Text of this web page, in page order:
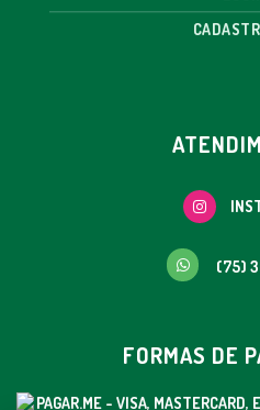
(75)
FORMAS DE